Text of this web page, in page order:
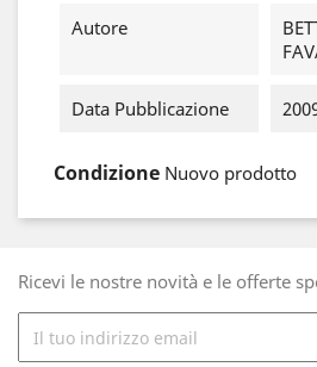
Autore
Data Pubblicazione
Condizione Nuovo prodotto
Ricevi le nostre novità e le offerte